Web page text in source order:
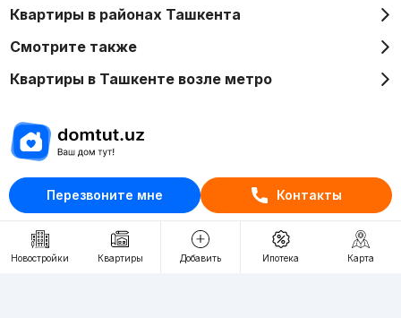
Перезвоните мне Контакты
Новостройки Квартиры Добавить Ипотека Карта
Квартиры в районах Ташкента
Смотрите также
Квартиры в Ташкенте возле метро
Отдел рекламы
+998 (78) 113-20-86
+998 (93) 390-30-10
Пн-Пт. С 9:30 до 18:00